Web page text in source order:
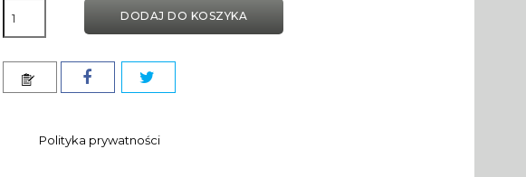
DODAJ DO KOSZYKA
Polityka prywatności